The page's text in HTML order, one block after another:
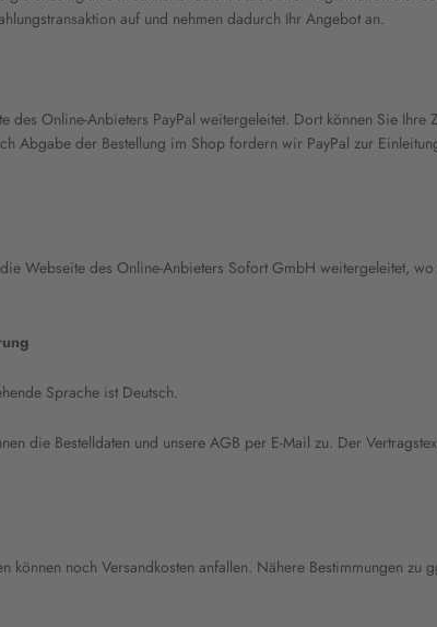
auf und nehmen dadurch Ihr Angebot an.
des Online-Anbieters PayPal weitergeleitet. Dort können Sie Ihre
Abgabe der Bestellung im Shop fordern wir PayPal zur
Webseite des Online-Anbieters Sofort GmbH weitergeleitet,
Sprache ist Deutsch.
die Bestelldaten und unsere AGB per E-Mail zu. Der
können noch Versandkosten anfallen. Nähere Bestimmungen zu